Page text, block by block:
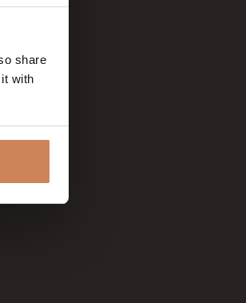
share
with